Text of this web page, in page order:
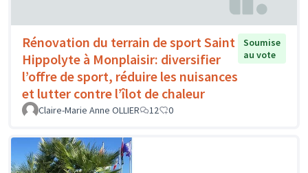
Rénovation du terrain de sport Saint
Hippolyte à Monplaisir: diversifier
l’offre de sport, réduire les nuisances
et lutter contre l’îlot de chaleur
Soumise
au vote
Claire-Marie Anne OLLIER 12 0